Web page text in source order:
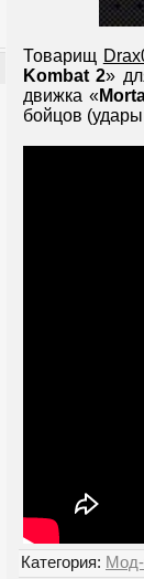
Товарищ
Kombat 2»
движка «
бойцов
Категория: